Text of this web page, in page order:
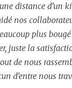
distance d’un
nos
plus
juste la
de nous
d’entre nous